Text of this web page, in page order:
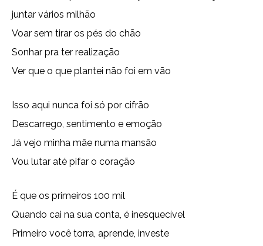
juntar vários milhão
Voar sem tirar os pés do chão
Sonhar pra ter realização
Ver que o que plantei não foi em vão
Isso aqui nunca foi só por cifrão
Descarrego, sentimento e emoção
Já vejo minha mãe numa mansão
Vou lutar até pifar o coração
É que os primeiros 100 mil
Quando cai na sua conta, é inesquecível
Primeiro você torra, aprende, investe